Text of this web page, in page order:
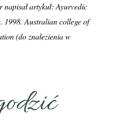
artykuł: Ayurvedic
1998. Australian college of
(do znalezienia w